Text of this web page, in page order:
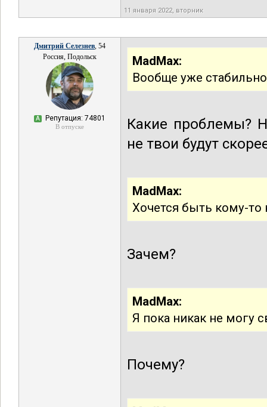
11 января 2022, вторник
Дмитрий Селезнев, 54
Россия, Подольск
А Репутация: 74801
В отпуске
MadMax:
Вообще уже
Какие проблемы?
не твои будут
MadMax:
Хочется быть кому-
Зачем?
MadMax:
Я пока никак не могу
Почему?